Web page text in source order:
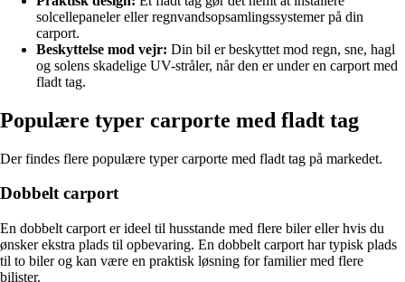
solcellepaneler eller regnvandsopsamlingssystemer på din
carport.
Beskyttelse mod vejr: Din bil er beskyttet mod regn, sne, hagl
og solens skadelige UV-stråler, når den er under en carport med
fladt tag.
Populære typer carporte med fladt tag
Der findes flere populære typer carporte med fladt tag på markedet.
Dobbelt carport
En dobbelt carport er ideel til husstande med flere biler eller hvis du
ønsker ekstra plads til opbevaring. En dobbelt carport har typisk plads
til to biler og kan være en praktisk løsning for familier med flere
bilister.